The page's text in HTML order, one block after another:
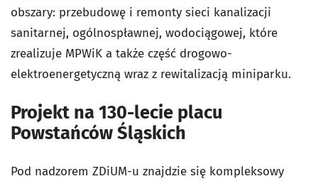
obszary: przebudowę i remonty sieci kanalizacji
sanitarnej, ogólnospławnej, wodociągowej, które
zrealizuje MPWiK a także część drogowo-
elektroenergetyczną wraz z rewitalizacją miniparku.
Projekt na 130-lecie placu
Powstańców Śląskich
Pod nadzorem ZDiUM-u znajdzie się kompleksowy